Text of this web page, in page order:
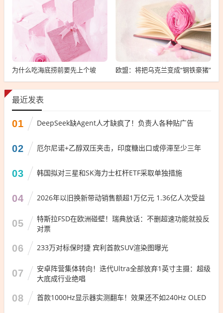
为什么吃海底捞前要先上个坡 欧盟：将把乌克兰变成“钢铁豪猪”
最近发表
01 DeepSeek缺Agent人才缺疯了！负责人各种贴广告
02 厄尔尼诺+乙醇双压夹击，印度糖出口或停滞至少三年
03 韩国拟对三星和SK海力士杠杆ETF采取单独措施
04 2026年以旧换新带动销售额超1万亿元 1.36亿人次受益
05
特斯拉FSD在欧洲碰壁！瑞典放话：不删超速功能就投反
对票
06 233万对标保时捷 宾利首款SUV渲染图曝光
07
安卓阵营集体转向！迭代Ultra全部放弃1英寸主摄：超级
大底成行业绝唱
08 首款1000Hz显示器实测翻车！效果还不如240Hz OLED